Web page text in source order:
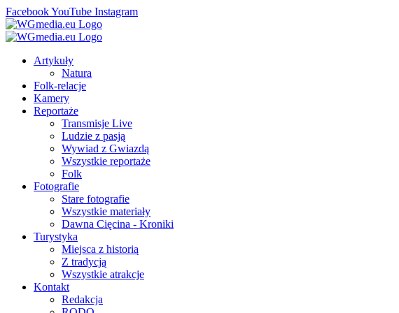
FacebookYouTube Instagram
Artykuły
Natura
Folk-relacje
Kamery
Reportaże
Transmisje Live
Ludzie z pasją
Wywiad z Gwiazdą
Wszystkie reportaże
Folk
Fotografie
Stare fotografie
Wszystkie materiały
Dawna Cięcina - Kroniki
Turystyka
Miejsca z historią
Z tradycją
Wszystkie atrakcje
Kontakt
Redakcja